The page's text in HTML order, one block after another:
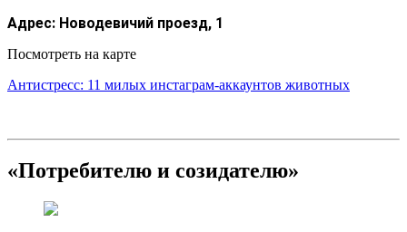
Адрес: Новодевичий проезд, 1
Посмотреть на карте
Антистресс: 11 милых инстаграм-аккаунтов животных
«Потребителю и созидателю»